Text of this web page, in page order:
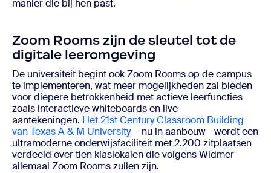
manier die bij hen past.
Zoom Rooms zijn de sleutel tot de
digitale leeromgeving
De universiteit begint ook Zoom Rooms op de campus
te implementeren, wat meer mogelijkheden zal bieden
voor diepere betrokkenheid met actieve leerfuncties
zoals interactieve whiteboards en live
aantekeningen. Het 21st Century Classroom Building
van Texas A & M University- nu in aanbouw - wordt een
ultramoderne onderwijsfaciliteit met 2.200 zitplaatsen
verdeeld over tien klaslokalen die volgens Widmer
allemaal Zoom Rooms zullen zijn.